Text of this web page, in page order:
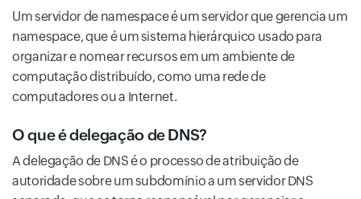
Um servidor de namespace é um servidor que gerencia um
namespace, que é um sistema hierárquico usado para
organizar e nomear recursos em um ambiente de
computação distribuído, como uma rede de
computadores ou a Internet.
O que é delegação de DNS?
A delegação de DNS é o processo de atribuição de
autoridade sobre um subdomínio a um servidor DNS